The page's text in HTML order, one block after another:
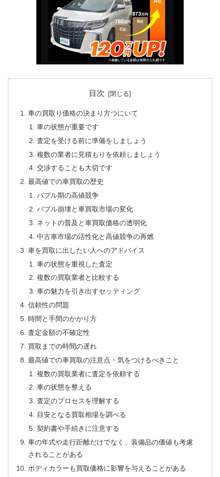
目次
車の買取り価格の決まり方つにいて
車の状態が重要です
査定を受ける前に準備をしましょう
複数の業者に見積もりを依頼しましょう
交渉することも大切です
最高値での車買取の歴史
バブル期の高値競争
バブル崩壊と車買取市場の変化
ネットの普及と車買取価格の透明化
中古車市場の活性化と高値競争の再燃
車を買取に出したい人へのアドバイス
車の状態を重視した査定
複数の買取業者と比較する
車の魅力を引き出すセッティング
信頼性の問題
時間と手間のかかり方
査定金額の不確定性
買取までの時間の遅れ
最高値での車買取の注意点・気をつけるべきこと
複数の買取業者に査定を依頼する
車の状態を整える
査定のプロセスを理解する
目安となる買取相場を調べる
契約書や手続きに注意する
車の年式や走行距離だけでなく、装備品の価値も考慮
されることがある
ボディカラーも買取価格に影響を与えることがある